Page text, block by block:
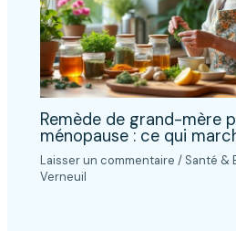
Remède de grand-mère
ménopause : ce qui
Laisser un commentaire / Santé &
Verneuil